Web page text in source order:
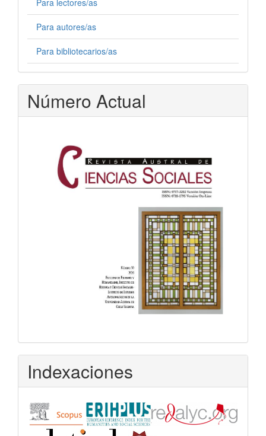
Para autores/as
Para bibliotecarios/as
Número Actual
Indexaciones